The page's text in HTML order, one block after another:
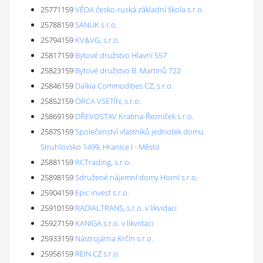
25771159VĚDA česko-ruská základní škola s.r.o.
25788159SANUK s.r.o.
25794159 KV&VG, s.r.o.
25817159 Bytové družstvo Hlavní 557
25823159 Bytové družstvo B. Martinů 722
25846159 Dalkia Commodities CZ, s.r.o.
25852159ORCA VSETÍN, s.r.o.
25869159 DŘEVOSTAV Kratina-Řezníček s.r.o.
25875159Společenství vlastníků jednotek domu
Struhlovsko 1499, Hranice I - Město
25881159 RCTrading, s.r.o.
25898159Sdružené nájemní domy Horní s.r.o.
25904159 Epic invest s.r.o.
25910159 RADIALTRANS, s.r.o. v likvidaci
25927159 KANIGA s.r.o. v likvidaci
25933159 Nástrojárna Krčín s.r.o.
25956159 REIN CZ s.r.o.